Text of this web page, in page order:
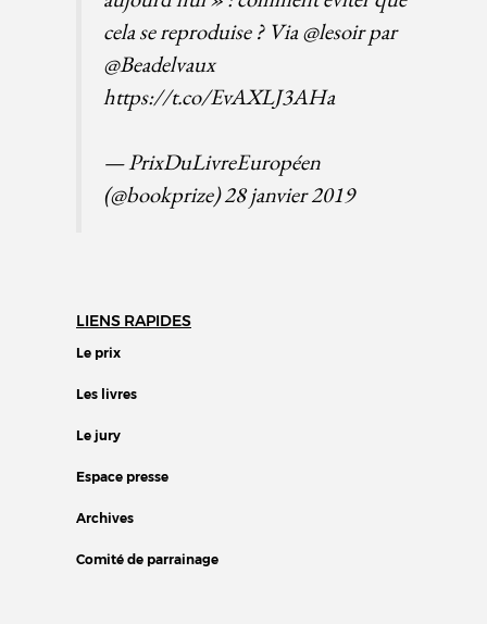
cela se reproduise ? Via@lesoirpar
@Beadelvaux
https://t.co/EvAXLJ3AHa
— PrixDuLivreEuropéen
(@bookprize)28 janvier 2019
LIENS RAPIDES
Le prix
Les livres
Le jury
Espace presse
Archives
Comité de parrainage